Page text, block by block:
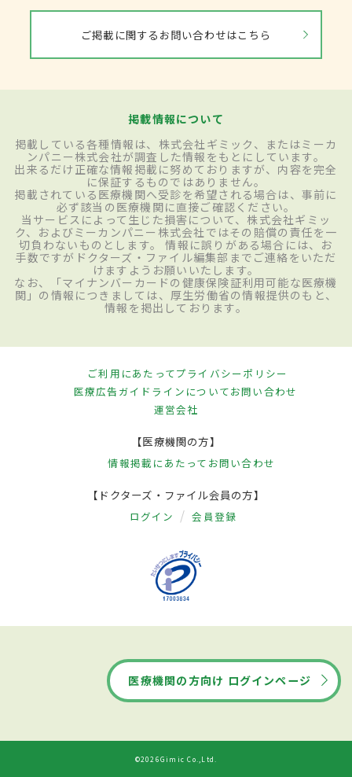
ご掲載に関するお問い合わせはこちら
掲載情報について
掲載している各種情報は、株式会社ギミック、またはミーカ
ンパニー株式会社が調査した情報をもとにしています。
出来るだけ正確な情報掲載に努めておりますが、内容を完全
に保証するものではありません。
掲載されている医療機関へ受診を希望される場合は、事前に
必ず該当の医療機関に直接ご確認ください。
当サービスによって生じた損害について、株式会社ギミッ
ク、およびミーカンパニー株式会社ではその賠償の責任を一
切負わないものとします。 情報に誤りがある場合には、お
手数ですがドクターズ・ファイル編集部までご連絡をいただ
けますようお願いいたします。
なお、「マイナンバーカードの健康保険証利用可能な医療機
関」の情報につきましては、厚生労働省の情報提供のもと、
情報を掲出しております。
ご利用にあたってプライバシーポリシー
医療広告ガイドラインについてお問い合わせ
運営会社
【医療機関の方】
情報掲載にあたって お問い合わせ
【ドクターズ・ファイル会員の方】
ログイン 会員登録
医療機関の方向け ログインページ
©2026Gimic Co.,Ltd.